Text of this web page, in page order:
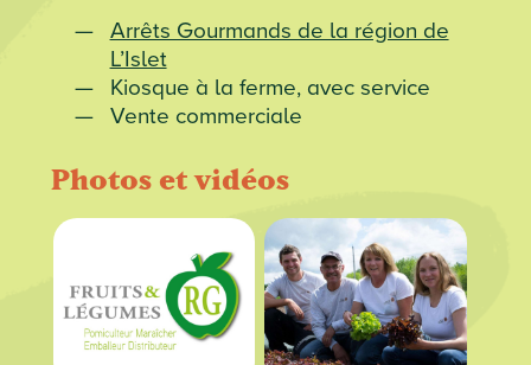
Arrêts Gourmands de la région de
L’Islet
Kiosque à la ferme, avec service
Vente commerciale
Photos et vidéos